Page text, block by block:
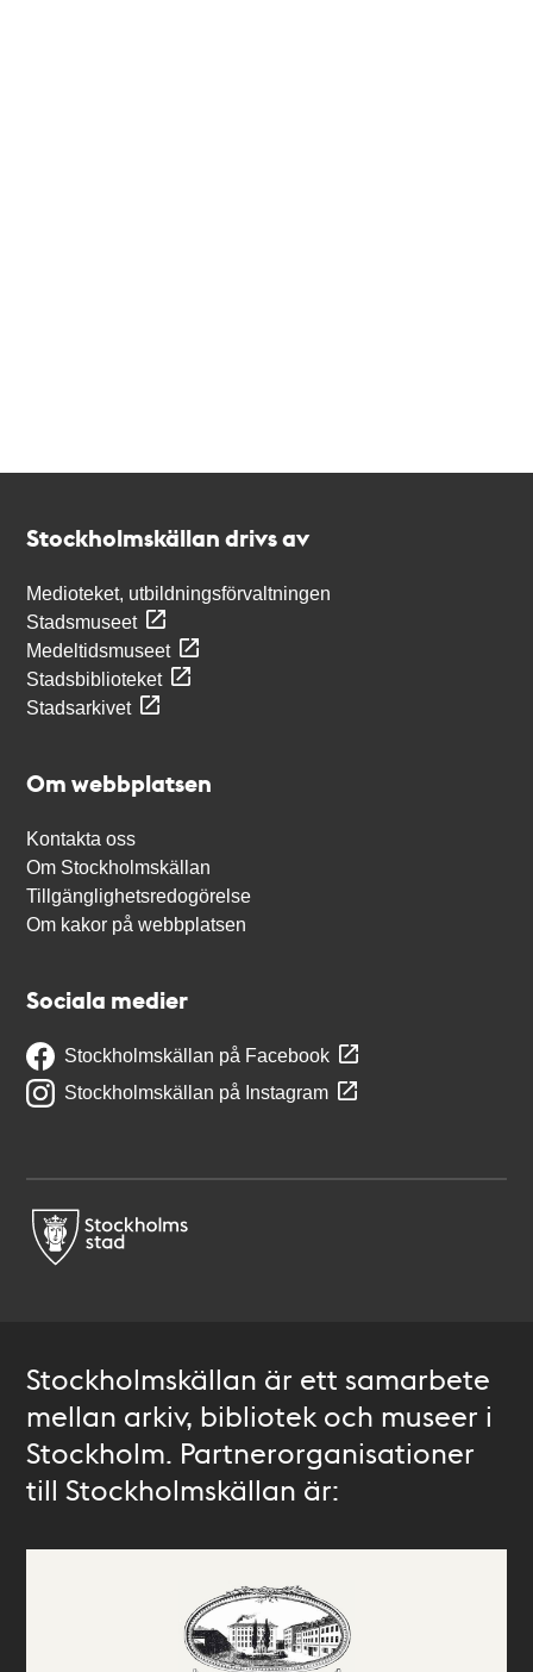
Stockholmskällan drivs av
Medioteket, utbildningsförvaltningen
Stadsmuseet
Medeltidsmuseet
Stadsbiblioteket
Stadsarkivet
Om webbplatsen
Kontakta oss
Om Stockholmskällan
Tillgänglighetsredogörelse
Om kakor på webbplatsen
Sociala medier
Stockholmskällan på Facebook
Stockholmskällan på Instagram
Stockholmskällan är ett samarbete
mellan arkiv, bibliotek och museer i
Stockholm. Partnerorganisationer
till Stockholmskällan är: